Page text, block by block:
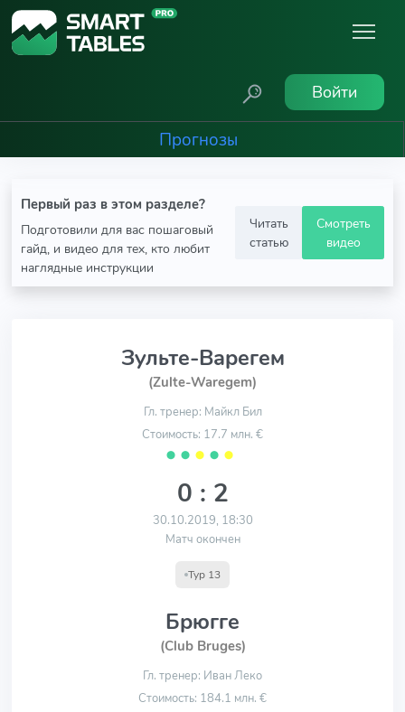
Войти
Прогнозы
Первый раз в этом разделе?
Подготовили для вас пошаговый
гайд, и видео для тех, кто любит
наглядные инструкции
Читать
статью
Смотреть
видео
Зульте-Варегем
(Zulte-Waregem)
Гл. тренер: Майкл Бил
Стоимость: 17.7 млн. €
⬤ ⬤ ⬤ ⬤ ⬤
0 : 2
30.10.2019, 18:30
Матч окончен
Тур 13
Брюгге
(Club Bruges)
Гл. тренер: Иван Леко
Стоимость: 184.1 млн. €